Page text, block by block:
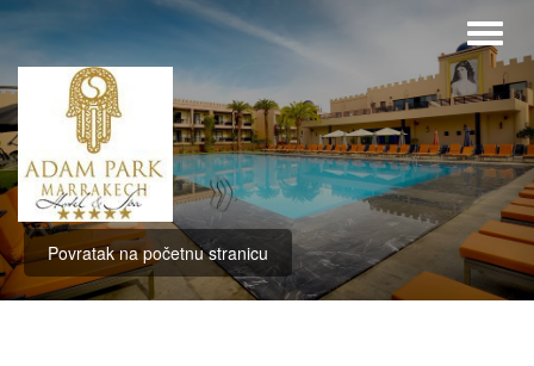
Povratak na početnu stranicu